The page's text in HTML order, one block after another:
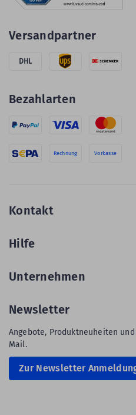
Versandpartner
DHL
Bezahlarten
Rechnung Vorkasse
Kontakt
Hilfe
Unternehmen
Newsletter
Angebote, Produktneuheiten
Mail.
Zur Newsletter